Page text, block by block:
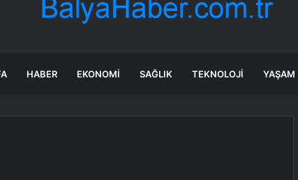
HABER EKONOMI SAĞLIK TEKNOLOJI YAŞAM